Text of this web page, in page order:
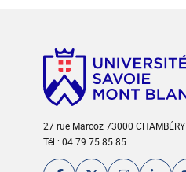
27 rue Marcoz 73000 CHAMBÉRY
Tél : 04 79 75 85 85